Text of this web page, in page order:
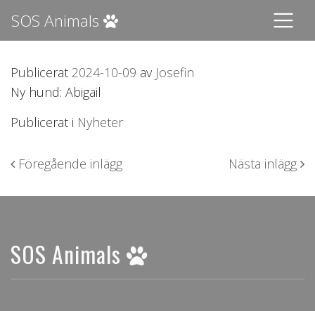
SOS Animals
Publicerat 2024-10-09 av Josefin
Ny hund: Abigail
Publicerat i Nyheter
Inläggsnavigering
Föregående inlägg Nästa inlägg
SOS Animals